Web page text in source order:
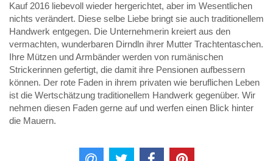
Kauf 2016 liebevoll wieder hergerichtet, aber im Wesentlichen
nichts verändert. Diese selbe Liebe bringt sie auch traditionellem
Handwerk entgegen. Die Unternehmerin kreiert aus den
vermachten, wunderbaren Dirndln ihrer Mutter Trachtentaschen.
Ihre Mützen und Armbänder werden von rumänischen
Strickerinnen gefertigt, die damit ihre Pensionen aufbessern
können. Der rote Faden in ihrem privaten wie beruflichen Leben
ist die Wertschätzung traditionellem Handwerk gegenüber. Wir
nehmen diesen Faden gerne auf und werfen einen Blick hinter
die Mauern.